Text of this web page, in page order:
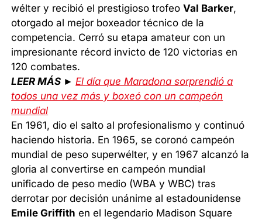
wélter y recibió el prestigioso trofeoVal Barker,
otorgado al mejor boxeador técnico de la
competencia. Cerró su etapa amateur con un
impresionante récord invicto de 120 victorias en
120 combates.
LEER MÁS ► El día que Maradona sorprendió a
todos una vez más y boxeó con un campeón
mundial
En 1961, dio el salto al profesionalismo y continuó
haciendo historia. En 1965, se coronó campeón
mundial de peso superwélter, y en 1967 alcanzó la
gloria al convertirse en campeón mundial
unificado de peso medio (WBA y WBC) tras
derrotar por decisión unánime al estadounidense
Emile Griffith en el legendario Madison Square